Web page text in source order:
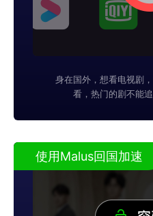
身在国外，想看电视剧
看，热门的剧不能
使用Malus回国加速